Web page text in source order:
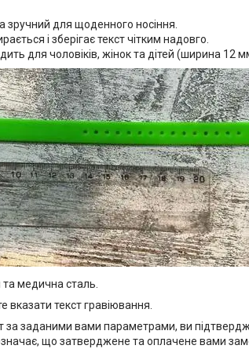
зручний для щоденного носіння.
і зберігає текст чітким надовго.
для чоловіків, жінок та дітей (ширина 12
та медична сталь.
текст гравіювання.
заданими вами параметрами, ви
що затверджене та оплачене вами